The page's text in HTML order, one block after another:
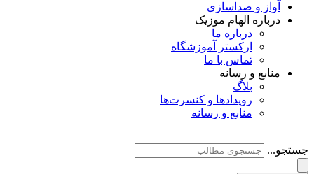
آواز و صداسازی
درباره الهام موزیک
درباره ما
ارکستر آموزشگاه
تماس با ما
منابع و رسانه
بلاگ
رویدادها و کنسرت‌ها
منابع و رسانه
جستجو...